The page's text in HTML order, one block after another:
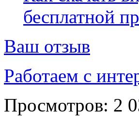
бесплатной
Ваш отзыв
Работаем с
Просмотров: 2